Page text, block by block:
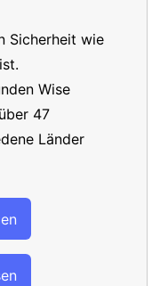
Sicherheit wie
Wise
47
Länder